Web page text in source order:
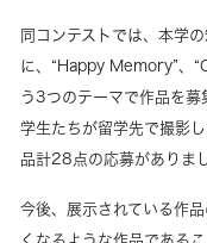
同コンテストでは、本学
に、“Happy Memory”、
う3つのテーマで作品を募
学生たちが留学先で撮影
品計28点の応募がありま
今後、展示されている作